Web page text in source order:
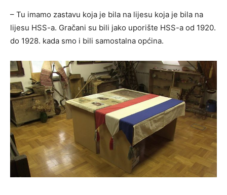
– Tu imamo zastavu koja je bila na lijesu koja je bila na
lijesu HSS-a. Gračani su bili jako uporište HSS-a od 1920.
do 1928. kada smo i bili samostalna općina.